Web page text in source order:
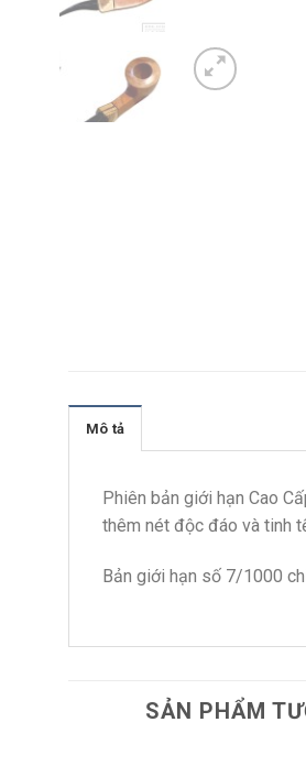
Mô tả
Phiên bản giới hạn Cao
thêm nét độc đáo và tinh
Bản giới hạn số 7/1000
SẢN PHẨM